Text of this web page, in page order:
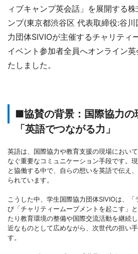
ィブキャンプ英会話」を展開する
ンプ(東京都渋谷区 代表取締役:谷
力団体SIVIOが主催するチャリティ
イベント参加者全員へオンライン
たしました。
■協賛の背景：国際協力の
「英語でつながる力」
英語は、国際協力や教育支援の現場におい
なぐ重要なコミュニケーション手段です。
と協働する中で、自らの想いを英語で伝え
られています。
こうした中、学生国際協力団体SIVIOは、「
び「チャリティームーブメントを起こす」
たり教育環境の整備や国際交流活動を継続
近なものとして広めながら、次世代の担い
す。